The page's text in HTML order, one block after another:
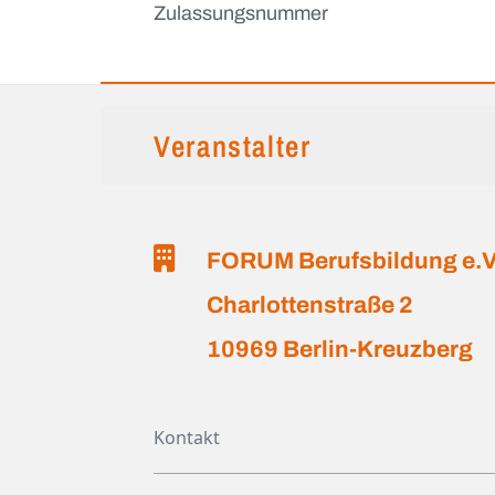
Zulassungsnummer
Veranstalter
FORUM Berufsbildung
Charlottenstraße 2
10969 Berlin-Kreuzberg
Kontakt